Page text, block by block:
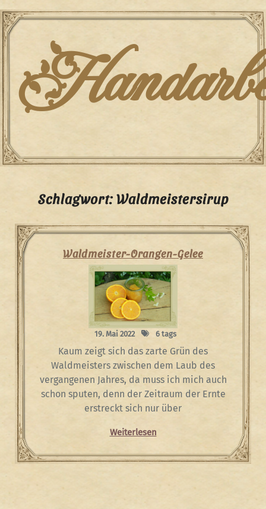
Skip
to
content
Schlagwort:Waldmeistersirup
Waldmeister-Orangen-Gelee
19. Mai 2022 6 tags
Kaum zeigt sich das zarte Grün des
Waldmeisters zwischen dem Laub des
vergangenen Jahres, da muss ich mich auch
schon sputen, denn der Zeitraum der Ernte
erstreckt sich nur über
Weiterlesen